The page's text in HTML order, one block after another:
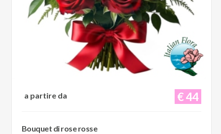
€ 44
a partire da
Bouquet di rose rosse